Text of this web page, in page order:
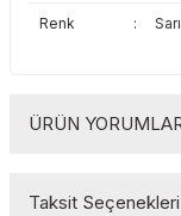
Renk : Sarı
ÜRÜN
Taksit Seçenekleri